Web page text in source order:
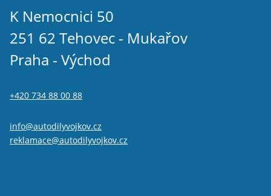
K Nemocnici 50
251 62 Tehovec - Mukařov
Praha - Východ
+420 734 88 00 88
info@autodilyvojkov.cz
reklamace@autodilyvojkov.cz